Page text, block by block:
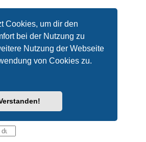
Cookies, um dir den
bei der Nutzung zu
Nutzung der Webseite
von Cookies zu.